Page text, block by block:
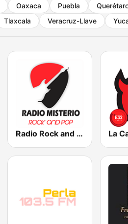
Oaxaca Puebla
Tlaxcala Veracruz-Llave
Radio Rock and Pop México